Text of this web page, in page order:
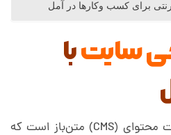
برای کسب وکارها در آمل
سایتبا
وردپرس یک سیستم مدیریت محتوای (CMS) متن‌باز است که